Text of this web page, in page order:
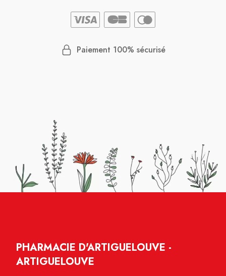
Paiement 100% sécurisé
PHARMACIE D'ARTIGUELOUVE -
ARTIGUELOUVE